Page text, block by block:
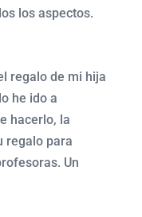
los aspectos.
regalo de mi hija
he ido a
hacerlo, la
regalo para
Un